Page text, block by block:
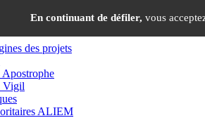
des projets
Vigil
ALIEM
En continuant de défiler, vous